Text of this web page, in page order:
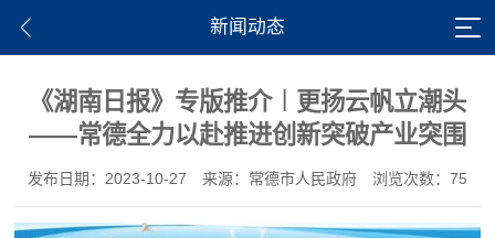
新闻动态
《湖南日报》专版推介︱更扬云帆立潮头
——常德全力以赴推进创新突破产业突围
发布日期：2023-10-27 来源：常德市人民政府 浏览次数：75